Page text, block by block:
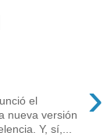
›
el
nueva versión
Y, sí,...